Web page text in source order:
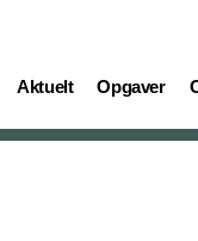
Aktuelt
(current) Opgaver
(current)